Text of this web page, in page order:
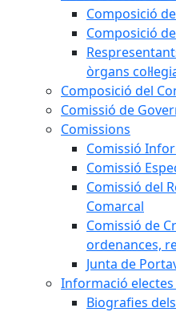
Composició
Composició
òrgans
Composició del
Comissió de
Comissions
Comissió
Comissió
Comissió del
Comarcal
Comissió de
ordenances,
Junta de
Informació
Biografies